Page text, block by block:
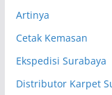
Artinya
Cetak Kemasan
Ekspedisi Surabaya
Distributor Karpet